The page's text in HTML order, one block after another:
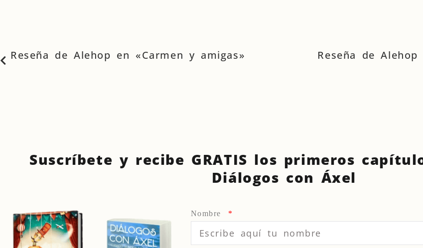
Reseña de Alehop en «Carmen y amigas» Reseña de
Suscríbete y recibe GRATIS los primeros
Diálogos con Áxel
Nombre